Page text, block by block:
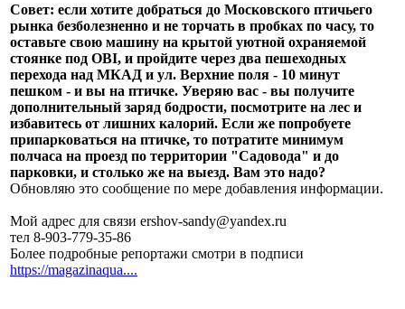
Совет: если хотите добраться до Московского птичьего
рынка безболезненно и не торчать в пробках по часу, то
оставьте свою машину на крытой уютной охраняемой
стоянке под OBI, и пройдите через два пешеходных
перехода над МКАД и ул. Верхние поля - 10 минут
пешком - и вы на птичке. Уверяю вас - вы получите
дополнительный заряд бодрости, посмотрите на лес и
избавитесь от лишних калорий. Если же попробуете
припарковаться на птичке, то потратите минимум
полчаса на проезд по территории "Садовода" и до
парковки, и столько же на выезд. Вам это надо?
Обновляю это сообщение по мере добавления информации.
Мой адрес для связи ershov-sandy@yandex.ru
тел 8-903-779-35-86
Более подробные репортажи смотри в подписи
https://magazinaqua....